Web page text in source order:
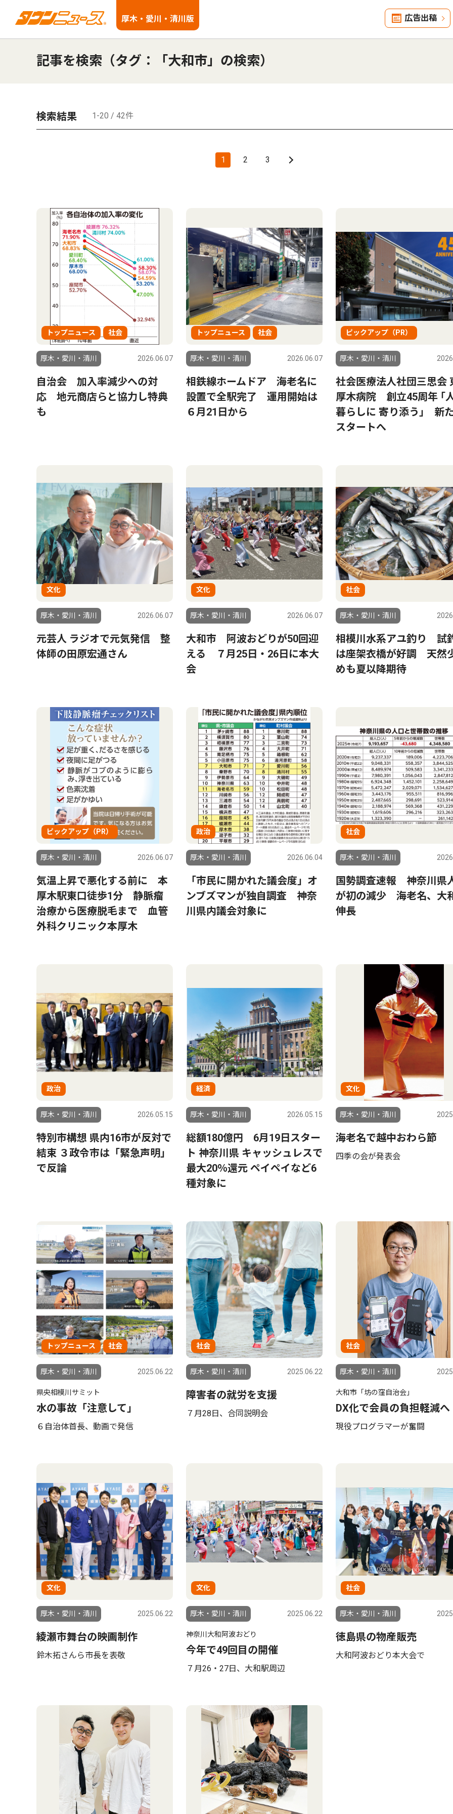
厚木・愛川・清川版 広告出稿
記事を検索（タグ：「大和市」の検索）
検索結果 1-20 / 42件
1 2 3
トップニュース 社会
厚木・愛川・清川 2026.06.07
自治会 加入率減少への対
応 地元商店らと協力し特典
も
トップニュース 社会
厚木・愛川・清川 2026.06.07
相鉄線ホームドア 海老名に
設置で全駅完了 運用開始は
６月21日から
ピックアップ（PR）
厚木・愛川・清川
社会医療法人社団三思会
厚木病院 創立45周年 ｢
暮らしに 寄り添う｣ 新
スタートへ
文化
厚木・愛川・清川 2026.06.07
元芸人 ラジオで元気発信 整
体師の田原宏通さん
文化
厚木・愛川・清川 2026.06.07
大和市 阿波おどりが50回迎
える ７月25日・26日に本大
会
社会
厚木・愛川・清川
相模川水系アユ釣り 試
は座架衣橋が好調 天然
めも夏以降期待
ピックアップ（PR）
厚木・愛川・清川 2026.06.07
気温上昇で悪化する前に 本
厚木駅東口徒歩1分 静脈瘤
治療から医療脱毛まで 血管
外科クリニック本厚木
政治
厚木・愛川・清川 2026.06.04
「市民に開かれた議会度」オ
ンブズマンが独自調査 神奈
川県内議会対象に
社会
厚木・愛川・清川
国勢調査速報 神奈川県
が初の減少 海老名、大
伸長
政治
厚木・愛川・清川 2026.05.15
特別市構想 県内16市が反対で
結束 ３政令市は「緊急声明」
で反論
経済
厚木・愛川・清川 2026.05.15
総額180億円 6月19日スター
ト 神奈川県 キャッシュレスで
最大20％還元 ペイペイなど6
種対象に
文化
厚木・愛川・清川
海老名で越中おわら節
四季の会が発表会
トップニュース 社会
厚木・愛川・清川 2025.06.22
県央相模川サミット
水の事故「注意して｣
６自治体首長、動画で発信
社会
厚木・愛川・清川 2025.06.22
障害者の就労を支援
７月28日、合同説明会
社会
厚木・愛川・清川
大和市「坊の窪自治会」
DX化で会員の負担軽減へ
現役プログラマーが奮闘
文化
厚木・愛川・清川 2025.06.22
綾瀬市舞台の映画制作
鈴木拓さんら市長を表敬
文化
厚木・愛川・清川 2025.06.22
神奈川大和阿波おどり
今年で49回目の開催
７月26・27日、大和駅周辺
社会
厚木・愛川・清川
徳島県の物産販売
大和阿波おどり本大会で